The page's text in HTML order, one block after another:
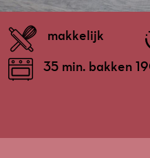
makkelijk
35 min. bakken